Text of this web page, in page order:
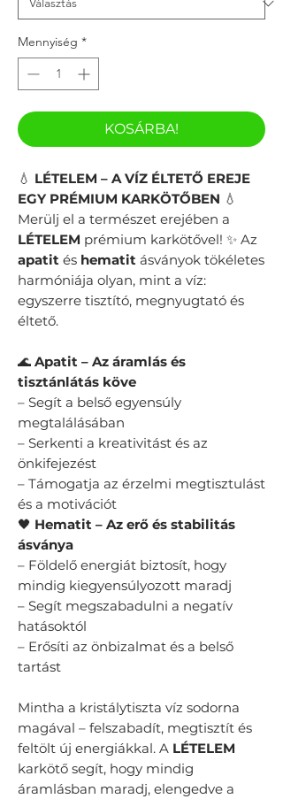
Mennyiség *
KOSÁRBA!
💧 LÉTELEM – A VÍZ ÉLTETŐ EREJE
EGY PRÉMIUM KARKÖTŐBEN 💧
Merülj el a természet erejében a
LÉTELEM prémium karkötővel! ✨ Az
apatit és hematit ásványok tökéletes
harmóniája olyan, mint a víz:
egyszerre tisztító, megnyugtató és
éltető.
🌊 Apatit – Az áramlás és
tisztánlátás köve
– Segít a belső egyensúly
megtalálásában
– Serkenti a kreativitást és az
önkifejezést
– Támogatja az érzelmi megtisztulást
és a motivációt
🖤 Hematit – Az erő és stabilitás
ásványa
– Földelő energiát biztosít, hogy
mindig kiegyensúlyozott maradj
– Segít megszabadulni a negatív
hatásoktól
– Erősíti az önbizalmat és a belső
tartást
Mintha a kristálytiszta víz sodorna
magával – felszabadít, megtisztít és
feltölt új energiákkal. A LÉTELEM
karkötő segít, hogy mindig
áramlásban maradj, elengedve a